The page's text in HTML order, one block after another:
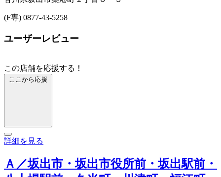
(F専) 0877-43-5258
ユーザーレビュー
この店舗を応援する！
ここから応援
詳細を見る
Ａ／坂出市・坂出市役所前・坂出駅前・